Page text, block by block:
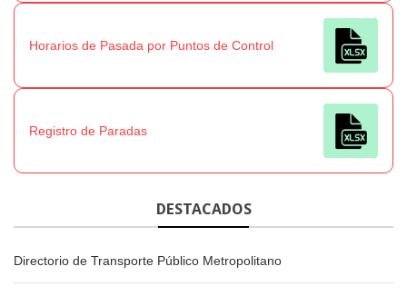
Horarios de Pasada por Puntos de Control
Registro de Paradas
DESTACADOS
Directorio de Transporte Público Metropolitano